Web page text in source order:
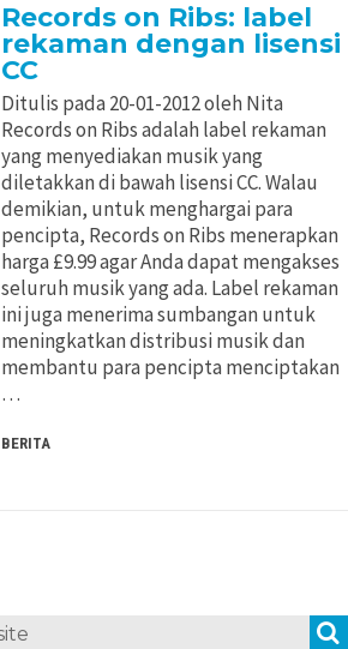
Records on Ribs: label
rekaman dengan lisensi
CC
Ditulis pada 20-01-2012 oleh Nita
Records on Ribs adalah label rekaman
yang menyediakan musik yang
diletakkan di bawah lisensi CC. Walau
demikian, untuk menghargai para
pencipta, Records on Ribs menerapkan
harga £9.99 agar Anda dapat mengakses
seluruh musik yang ada. Label rekaman
ini juga menerima sumbangan untuk
meningkatkan distribusi musik dan
membantu para pencipta menciptakan
…
BERITA